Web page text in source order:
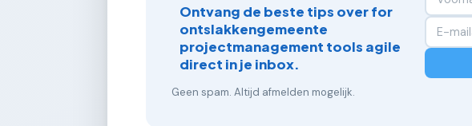
Ontvang de beste tips over for
ontslakkengemeente
projectmanagement tools agile
direct in je inbox.
Geen spam. Altijd afmelden mogelijk.